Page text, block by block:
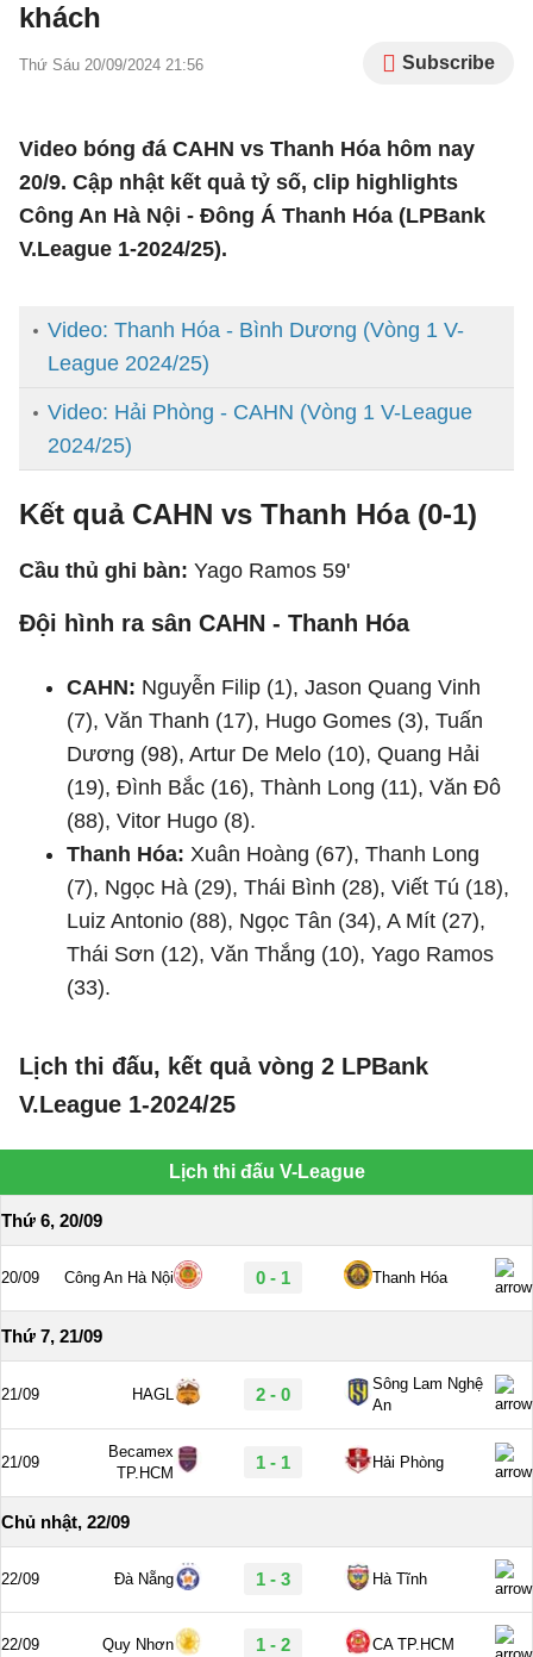
khách
Thứ Sáu 20/09/2024 21:56 Subscribe
Video bóng đá CAHN vs Thanh Hóa hôm nay
20/9. Cập nhật kết quả tỷ số, clip highlights
Công An Hà Nội - Đông Á Thanh Hóa (LPBank
V.League 1-2024/25).
Video: Thanh Hóa - Bình Dương (Vòng 1 V-
League 2024/25)
Video: Hải Phòng - CAHN (Vòng 1 V-League
2024/25)
Kết quả CAHN vs Thanh Hóa (0-1)
Cầu thủ ghi bàn: Yago Ramos 59'
Đội hình ra sân CAHN - Thanh Hóa
CAHN: Nguyễn Filip (1), Jason Quang Vinh
(7), Văn Thanh (17), Hugo Gomes (3), Tuấn
Dương (98), Artur De Melo (10), Quang Hải
(19), Đình Bắc (16), Thành Long (11), Văn Đô
(88), Vitor Hugo (8).
Thanh Hóa: Xuân Hoàng (67), Thanh Long
(7), Ngọc Hà (29), Thái Bình (28), Viết Tú (18),
Luiz Antonio (88), Ngọc Tân (34), A Mít (27),
Thái Sơn (12), Văn Thắng (10), Yago Ramos
(33).
Lịch thi đấu, kết quả vòng 2 LPBank
V.League 1-2024/25